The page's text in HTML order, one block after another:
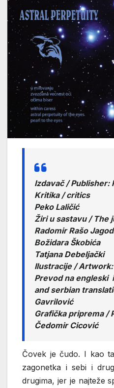
Izdavač / Publisher:
Kritika / critics
Peko Laličić
Žiri u sastavu / The
Radomir Rašo
Božidara Škobića
Tatjana Debeljački
Ilustracije /
Prevod na engleski
and serbian
Gavrilović
Grafička priprema /
Čedomir Cicović
Čovek je čudo. I kao
zagonetka i sebi i
drugima, jer je najteže